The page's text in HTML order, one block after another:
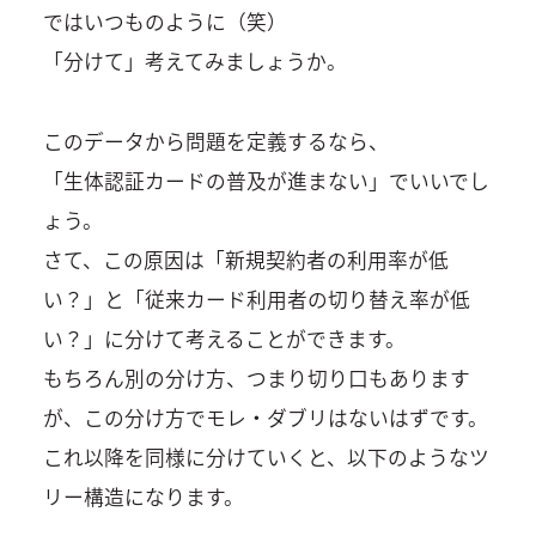
ではいつものように（笑）
「分けて」考えてみましょうか。
このデータから問題を定義するなら、
「生体認証カードの普及が進まない」でいいでし
ょう。
さて、この原因は「新規契約者の利用率が低
い？」と「従来カード利用者の切り替え率が低
い？」に分けて考えることができます。
もちろん別の分け方、つまり切り口もあります
が、この分け方でモレ・ダブリはないはずです。
これ以降を同様に分けていくと、以下のようなツ
リー構造になります。